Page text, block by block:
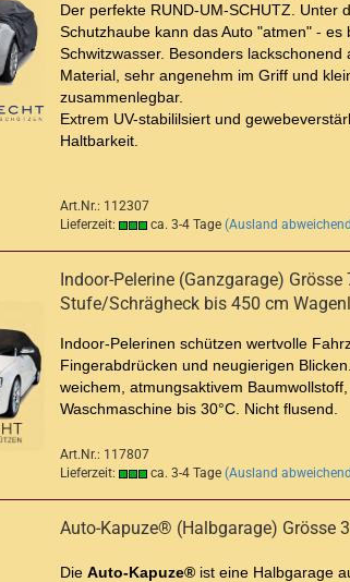
Der perfekte RUND-UM-SCHUTZ. Unter
Schutzhaube kann das Auto "atmen" - es
Schwitzwasser. Besonders lackschonend
Material, sehr angenehm im Griff und
zusammenlegbar.
Extrem UV-stabililsiert und
Haltbarkeit.
Art.Nr.: 112307
Lieferzeit:
ca. 3-4 Tage (Ausland
Indoor-Pelerine (Ganzgarage) Grösse
Stufe/Schrägheck bis 450 cm
Indoor-Pelerinen schützen wertvolle
Fingerabdrücken und neugierigen
weichem, atmungsaktivem
Waschmaschine bis 30°C. Nicht flusend.
Art.Nr.: 117807
Lieferzeit:
ca. 3-4 Tage (Ausland
Auto-Kapuze® (Halbgarage) Grösse 3
Die Auto-Kapuze® ist eine Halbgarage